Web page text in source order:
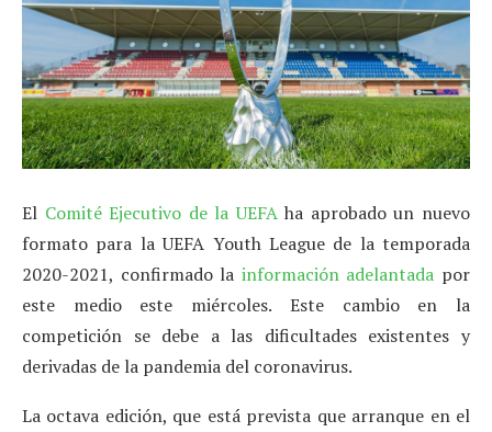
El Comité Ejecutivo de la UEFAha aprobado un nuevo
formato para la UEFA Youth League de la temporada
2020-2021, confirmado la información adelantada por
este medio este miércoles. Este cambio en la
competición se debe a las dificultades existentes y
derivadas de la pandemia del coronavirus.
La octava edición, que está prevista que arranque en el